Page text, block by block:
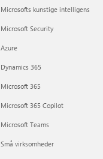
Microsofts kunstige intelligens
Microsoft Security
Azure
Dynamics 365
Microsoft 365
Microsoft 365 Copilot
Microsoft Teams
Små virksomheder